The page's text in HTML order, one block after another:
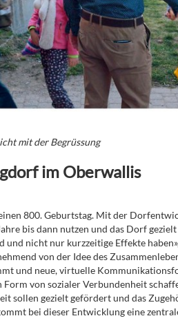
mit der Begrüssung
im Oberwallis
800. Geburtstag. Mit der
bis dann nutzen und das Dorf
und nicht nur kurzzeitige Effekte
von der Idee des
und neue, virtuelle
Form von sozialer Verbundenheit
sollen gezielt gefördert und das
bei dieser Entwicklung eine